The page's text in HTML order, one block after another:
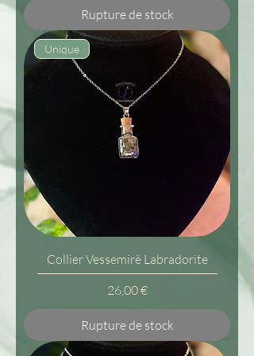
Rupture de stock
Unique
Collier Vessemirë Labradorite
Prix
26,00 €
Rupture de stock